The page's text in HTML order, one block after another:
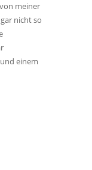
meiner
nicht so
einem